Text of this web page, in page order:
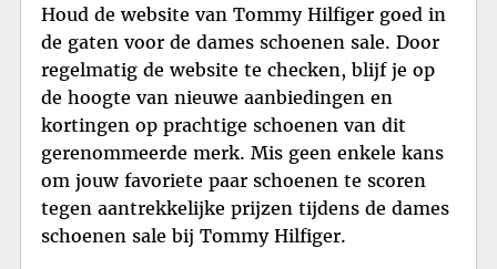
Houd de website van Tommy Hilfiger goed in
de gaten voor de dames schoenen sale. Door
regelmatig de website te checken, blijf je op
de hoogte van nieuwe aanbiedingen en
kortingen op prachtige schoenen van dit
gerenommeerde merk. Mis geen enkele kans
om jouw favoriete paar schoenen te scoren
tegen aantrekkelijke prijzen tijdens de dames
schoenen sale bij Tommy Hilfiger.